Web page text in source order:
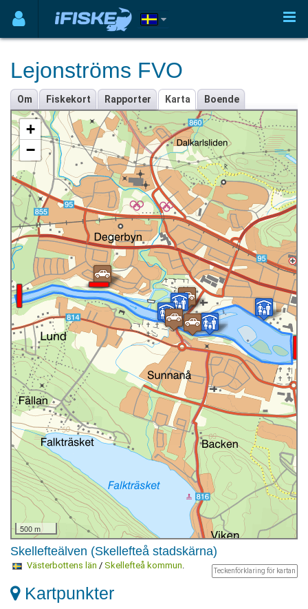
Lejonströms FVO
Om Fiskekort Rapporter Karta Boende
+
−
500 m
Skellefteälven (Skellefteå stadskärna)
Teckenförklaring för kartan
Västerbottens län / Skellefteå kommun.
Kartpunkter